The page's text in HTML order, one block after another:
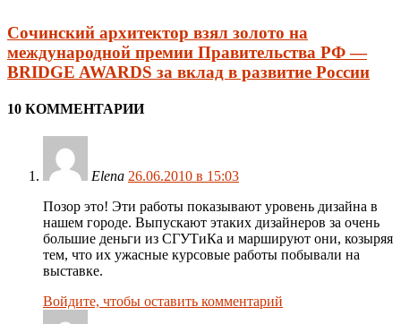
Сочинский архитектор взял золото на
международной премии Правительства РФ —
BRIDGE AWARDS за вклад в развитие России
10 КОММЕНТАРИИ
Elena 26.06.2010 в 15:03
Позор это! Эти работы показывают уровень дизайна в
нашем городе. Выпускают этаких дизайнеров за очень
большие деньги из СГУТиКа и маршируют они, козыряя
тем, что их ужасные курсовые работы побывали на
выставке.
Войдите, чтобы оставить комментарий